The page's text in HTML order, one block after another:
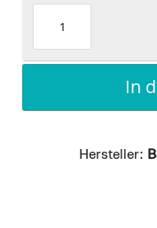
In
Hersteller: